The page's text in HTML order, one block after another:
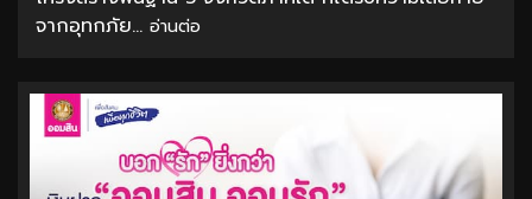
จากอุทกภัย... อ่านต่อ